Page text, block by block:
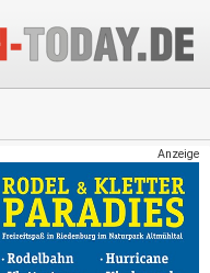
Anzeige